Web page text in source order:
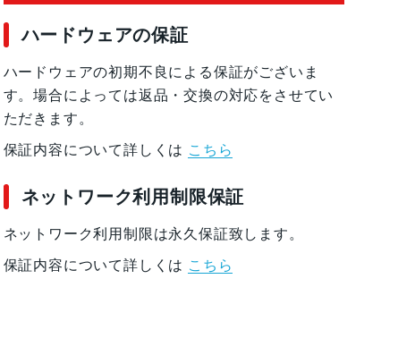
ハードウェアの保証
ハードウェアの初期不良による保証がございま
す。場合によっては返品・交換の対応をさせてい
ただきます。
保証内容について詳しくは こちら
ネットワーク利用制限保証
ネットワーク利用制限は永久保証致します。
保証内容について詳しくは こちら